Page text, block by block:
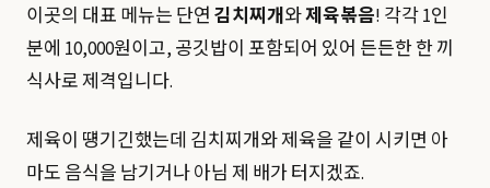
이곳의 대표 메뉴는 단연 김치찌개와제육볶음! 각각 1인
분에 10,000원이고, 공깃밥이 포함되어 있어 든든한 한 끼
식사로 제격입니다.
제육이 떙기긴했는데 김치찌개와 제육을 같이 시키면 아
마도 음식을 남기거나 아님 제 배가 터지겠죠.